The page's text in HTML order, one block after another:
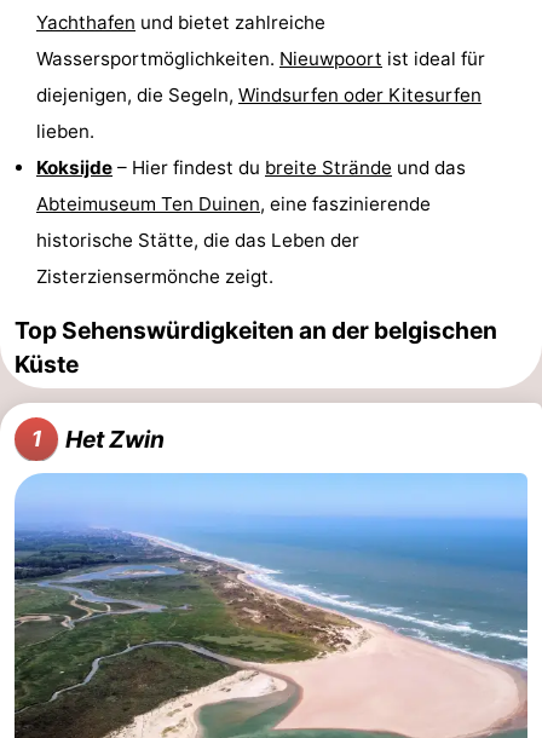
trinken
Praktisch
Forum
Route
-
Parken
Küstetram
Medizin
Adressen
Region
Zeeuws-
Vlaanderen
-
Nieuwvliet
-
Sluis
-
Cadzand
-
Natur
Het
Westflandern
-
Yachthafen und bietet zahlreiche
Wassersportmöglichkeiten. Nieuwpoort ist ideal für
diejenigen, die Segeln, Windsurfen oder Kitesurfen
lieben.
Koksijde – Hier findest du breite Strände und das
Abteimuseum Ten Duinen, eine faszinierende
historische Stätte, die das Leben der
Zisterziensermönche zeigt.
Top Sehenswürdigkeiten an der belgischen
Küste
1 Het Zwin